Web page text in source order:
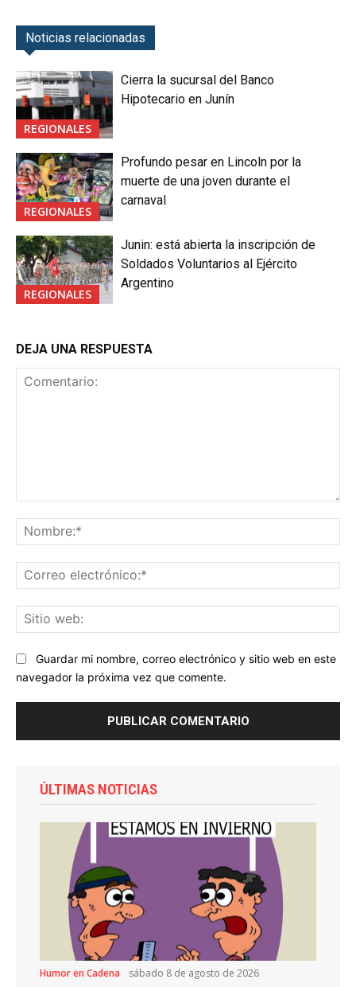
Noticias relacionadas
REGIONALES
Cierra la sucursal del Banco
Hipotecario en Junín
REGIONALES
Profundo pesar en Lincoln por la
muerte de una joven durante el
carnaval
REGIONALES
Junin: está abierta la inscripción de
Soldados Voluntarios al Ejército
Argentino
DEJA UNA RESPUESTA
Guardar mi nombre, correo electrónico y sitio web en este
navegador la próxima vez que comente.
ÚLTIMAS NOTICIAS
Humor en Cadena sábado 8 de agosto de 2026